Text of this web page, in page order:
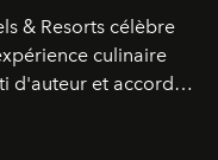
& Resorts célèbre
culinaire
d'auteur et accords
voyage sensoriel.